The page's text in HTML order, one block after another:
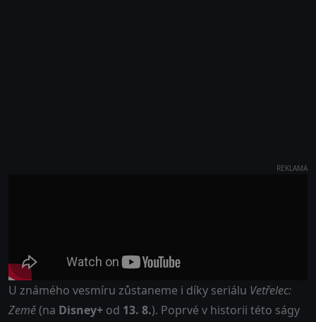
REKLAMA
U známého vesmíru zůstaneme i díky seriálu Vetřelec:
Země(na Disney+ od 13. 8.). Poprvé v historii této ságy